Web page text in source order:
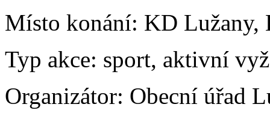
Místo konání: KD Lužany,
Typ akce: sport, aktivní
Organizátor: Obecní úřad